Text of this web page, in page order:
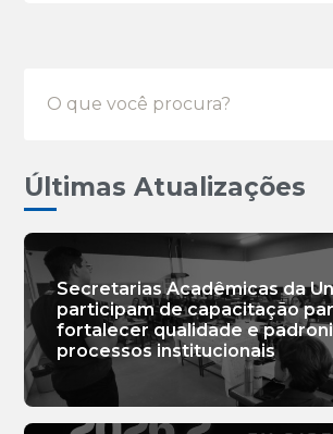
Últimas Atualizações
Secretarias Acadêmicas da
participam de capacitação
fortalecer qualidade e
processos institucionais